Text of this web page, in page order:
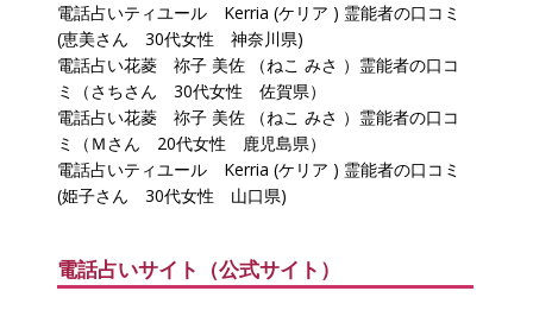
電話占いティユール Kerria (ケリア ) 霊能者の口コミ
(恵美さん 30代女性 神奈川県)
電話占い花菱 祢子 美佐 （ねこ みさ ）霊能者の口コ
ミ（さちさん 30代女性 佐賀県）
電話占い花菱 祢子 美佐 （ねこ みさ ）霊能者の口コ
ミ（Ｍさん 20代女性 鹿児島県）
電話占いティユール Kerria (ケリア ) 霊能者の口コミ
(姫子さん 30代女性 山口県)
電話占いサイト（公式サイト）